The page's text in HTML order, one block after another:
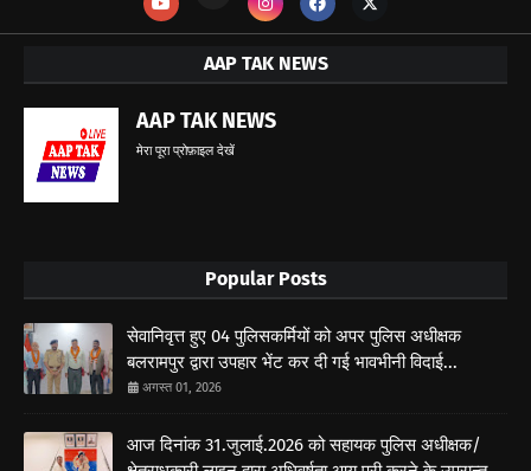
AAP TAK NEWS
AAP TAK NEWS
मेरा पूरा प्रोफ़ाइल देखें
Popular Posts
सेवानिवृत्त हुए 04 पुलिसकर्मियों को अपर पुलिस अधीक्षक
बलरामपुर द्वारा उपहार भेंट कर दी गई भावभीनी विदाई...
अगस्त 01, 2026
आज दिनांक 31.जुलाई.2026 को सहायक पुलिस अधीक्षक/